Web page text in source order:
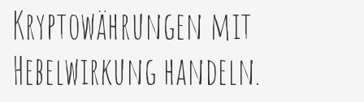
Kryptowährungen mit
Hebelwirkung handeln.